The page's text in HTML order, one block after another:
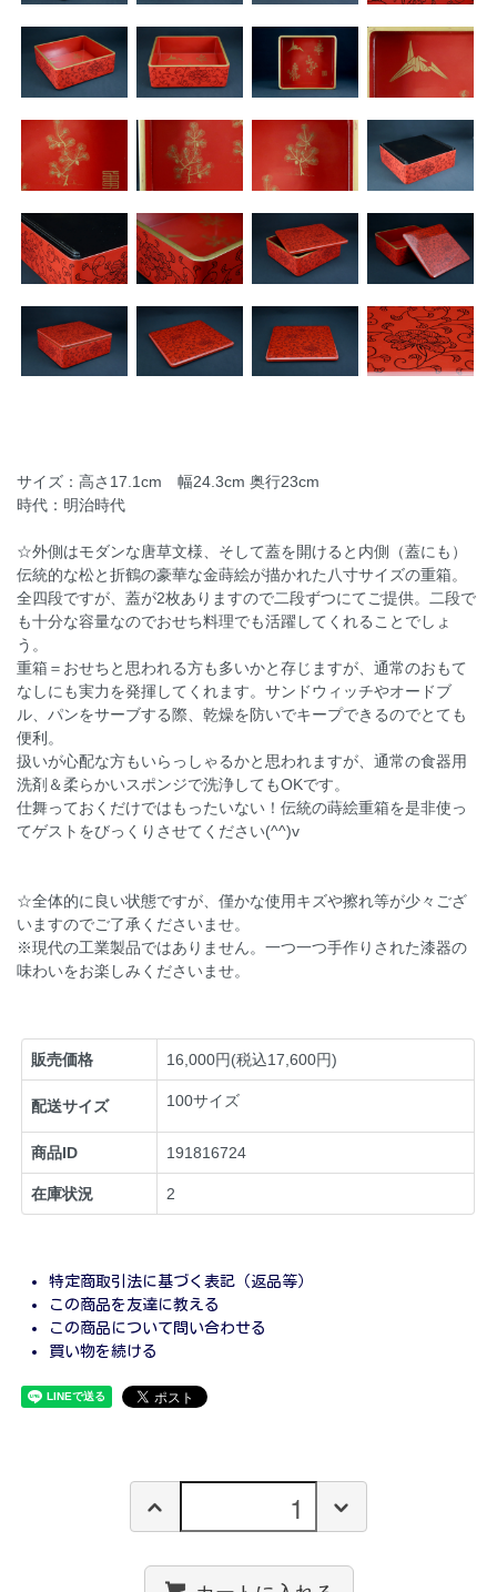
サイズ：高さ17.1cm 幅24.3cm 奥行23cm
時代：明治時代
☆外側はモダンな唐草文様、そして蓋を開けると内側（蓋にも）
伝統的な松と折鶴の豪華な金蒔絵が描かれた八寸サイズの重箱。
全四段ですが、蓋が2枚ありますので二段ずつにてご提供。二段で
も十分な容量なのでおせち料理でも活躍してくれることでしょ
う。
重箱＝おせちと思われる方も多いかと存じますが、通常のおもて
なしにも実力を発揮してくれます。サンドウィッチやオードブ
ル、パンをサーブする際、乾燥を防いでキープできるのでとても
便利。
扱いが心配な方もいらっしゃるかと思われますが、通常の食器用
洗剤＆柔らかいスポンジで洗浄してもOKです。
仕舞っておくだけではもったいない！伝統の蒔絵重箱を是非使っ
てゲストをびっくりさせてください(^^)v
☆全体的に良い状態ですが、僅かな使用キズや擦れ等が少々ござ
いますのでご了承くださいませ。
※現代の工業製品ではありません。一つ一つ手作りされた漆器の
味わいをお楽しみくださいませ。
販売価格 16,000円(税込17,600円)
配送サイズ 100サイズ
商品ID 191816724
在庫状況 2
特定商取引法に基づく表記（返品等）
この商品を友達に教える
この商品について問い合わせる
買い物を続ける